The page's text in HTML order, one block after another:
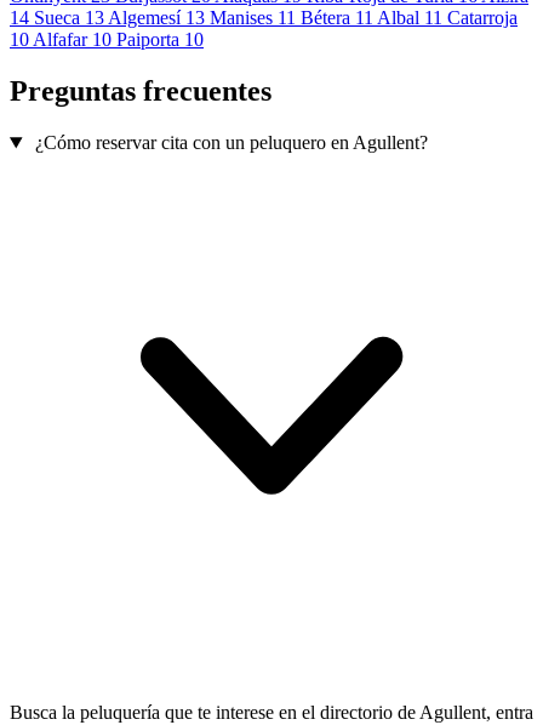
14 Sueca 13 Algemesí 13 Manises 11 Bétera 11 Albal 11 Catarroja
10 Alfafar 10 Paiporta 10
Preguntas frecuentes
¿Cómo reservar cita con un peluquero en Agullent?
Busca la peluquería que te interese en el directorio de Agullent, entra